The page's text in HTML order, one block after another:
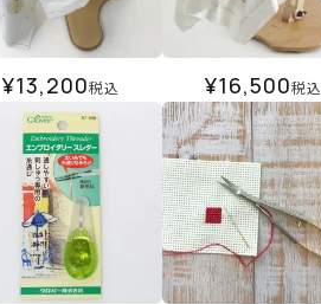
¥13,200税込 ¥16,500税込